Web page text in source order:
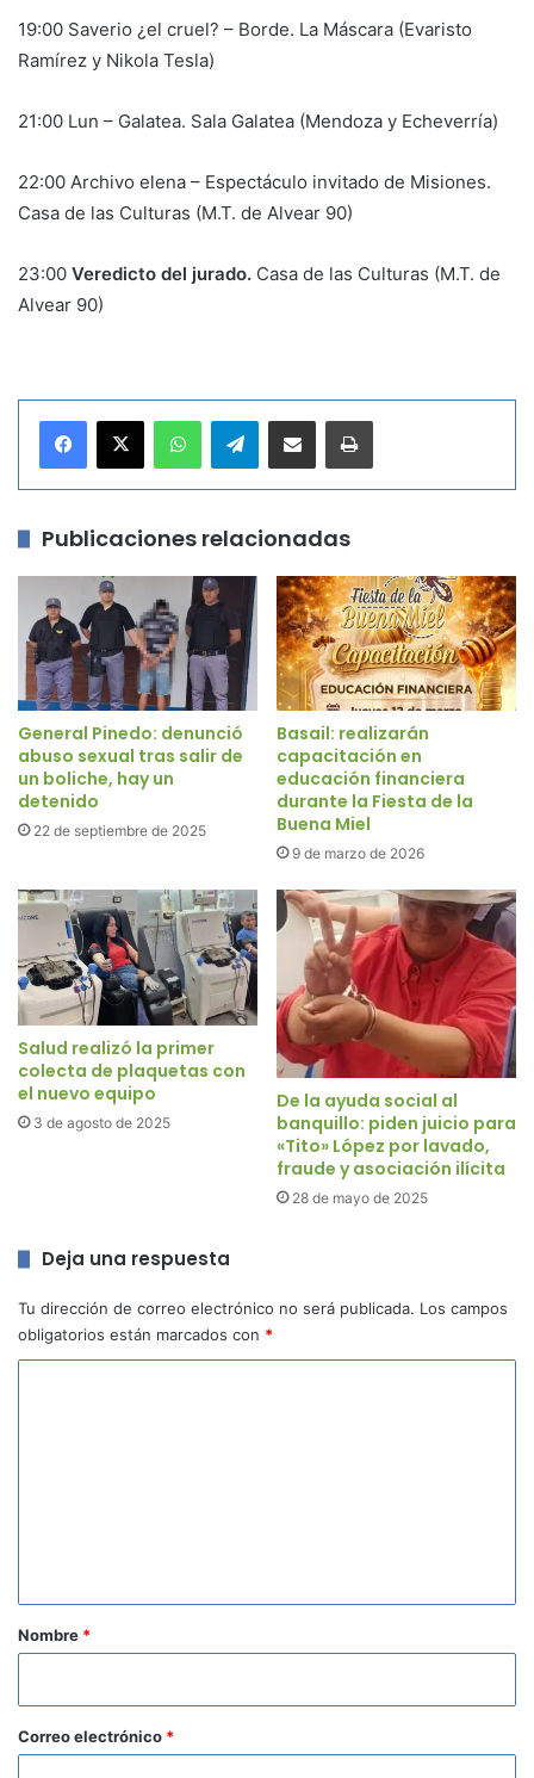
19:00 Saverio ¿el cruel? – Borde. La Máscara (Evaristo
Ramírez y Nikola Tesla)
21:00 Lun – Galatea. Sala Galatea (Mendoza y Echeverría)
22:00 Archivo elena – Espectáculo invitado de Misiones.
Casa de las Culturas (M.T. de Alvear 90)
23:00 Veredicto del jurado. Casa de las Culturas (M.T. de
Alvear 90)
Telegram
Publicaciones relacionadas
General Pinedo: denunció
abuso sexual tras salir de
un boliche, hay un
detenido
22 de septiembre de 2025
Basail: realizarán
capacitación en
educación financiera
durante la Fiesta de la
Buena Miel
9 de marzo de 2026
Salud realizó la primer
colecta de plaquetas con
el nuevo equipo
3 de agosto de 2025
De la ayuda social al
banquillo: piden juicio para
«Tito» López por lavado,
fraude y asociación ilícita
28 de mayo de 2025
Deja una respuesta
Tu dirección de correo electrónico no será publicada. Los campos
obligatorios están marcados con *
r
*
Nombre *
Correo electrónico *